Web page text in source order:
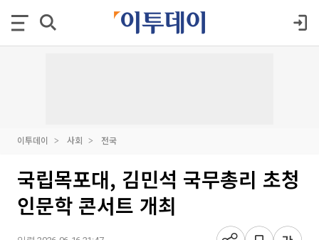
이투데이 사회 전국
국립목포대, 김민석 국무총리 초청
인문학 콘서트 개최